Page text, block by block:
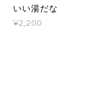
いい湯だな
¥2,200